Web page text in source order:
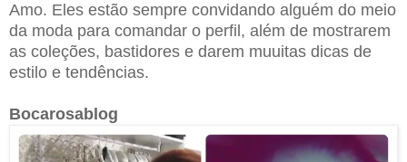
Amo. Eles estão sempre convidando alguém do meio
da moda para comandar o perfil, além de mostrarem
as coleções, bastidores e darem muuitas dicas de
estilo e tendências.
Bocarosablog